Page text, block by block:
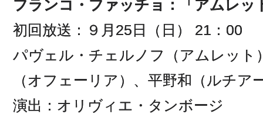
フランコ・ファッチョ：「アムレッ
初回放送：９月25日（日） 21：00
パヴェル・チェルノフ（アムレット
（オフェーリア）、平野和（ルチア
演出：オリヴィエ・タンボージ